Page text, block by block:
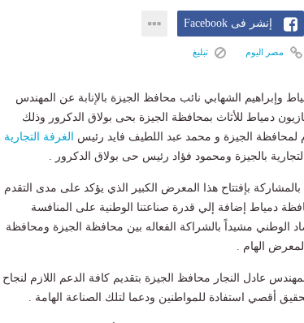
إنشر فى Facebook
مصر اليوم تبليغ
وإبراهيم الشهابي نائب محافظ الجيزة بالإنابة عن المهندس
دمياط للأثاث بمحافظة الجيزة بحى بولاق الدكرور وذلك
لمحافظة الجيزة و محمد عبد اللطيف فايد رئيس
الغرفة التجارية
بالجيزة ومحمود فؤاد رئيس حى بولاق الدكرور .
بإفتتاح هذا المعرض الكبير الذي يؤكد على مدى التقدم
دمياط إضافة إلي قدرة صناعتنا الوطنية على المنافسة
الوطني مشيداً بالشراكة الفعاله بين محافظة الجيزة ومحافظة
الهام .
عادل النجار محافظ الجيزة بتقديم كافة الدعم اللازم لنجاح
أقصي استفادة للمواطنين ودعما لتلك الصناعة الهامة .